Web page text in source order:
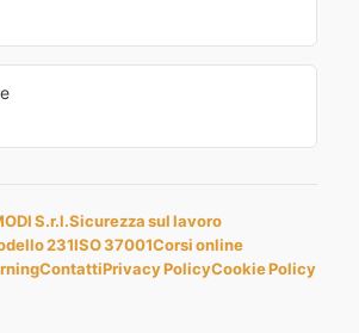
S.r.l.Sicurezza sul lavoro
231ISO 37001Corsi online
ContattiPrivacy PolicyCookie Policy